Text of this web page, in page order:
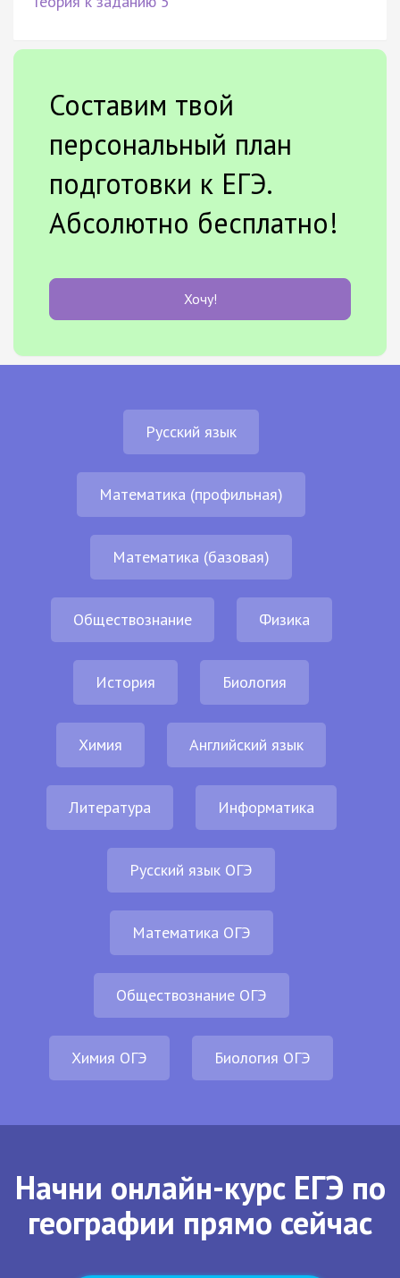
Составим твой
персональный план
подготовки к ЕГЭ.
Абсолютно бесплатно!
Хочу!
Русский язык
Математика (профильная)
Математика (базовая)
Обществознание Физика
История Биология
Химия Английский язык
Литература Информатика
Русский язык ОГЭ
Математика ОГЭ
Обществознание ОГЭ
Химия ОГЭ Биология ОГЭ
Начни онлайн-курс ЕГЭ по
географии прямо сейчас